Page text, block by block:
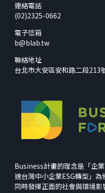
連絡電話
(02)2325-0662
電子信箱
b@blab.tw
聯絡地址
台北市大安區安和路二段213
Business計畫的理念是「企
速台灣中小企業ESG轉型」
同時發揮正面的社會與環境影